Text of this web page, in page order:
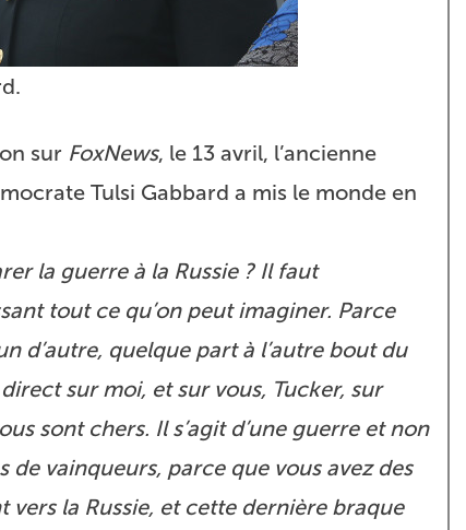
sur FoxNews, le 13 avril, l’ancienne
Tulsi Gabbard a mis le monde en
la guerre à la Russie ? Il faut
tout ce qu’on peut imaginer. Parce
d’autre, quelque part à l’autre bout du
sur moi, et sur vous, Tucker, sur
sont chers. Il s’agit d’une guerre et non
de vainqueurs, parce que vous avez des
vers la Russie, et cette dernière braque